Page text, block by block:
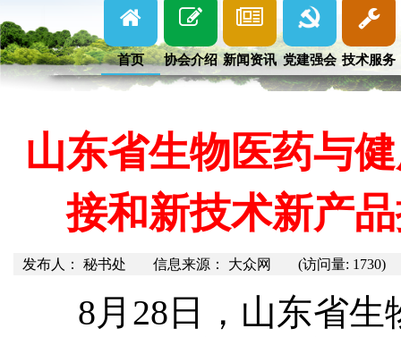
首页 协会介绍 新闻资讯 党建强会 技术服务
山东省生物医药与
接和新技术新产
发布人： 秘书处 信息来源： 大众网 (访问量: 1730)
8月28日，山东省生